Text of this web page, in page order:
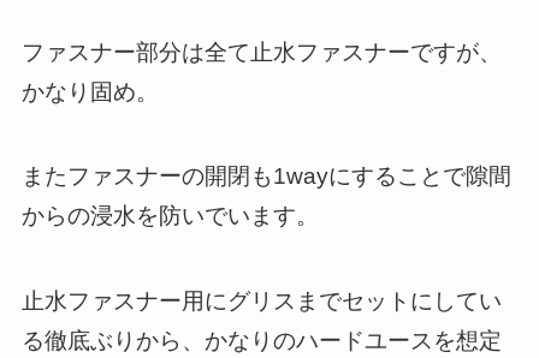
ファスナー部分は全て止水ファスナーですが、
かなり固め。
またファスナーの開閉も1wayにすることで隙間
からの浸水を防いでいます。
止水ファスナー用にグリスまでセットにしてい
る徹底ぶりから、かなりのハードユースを想定